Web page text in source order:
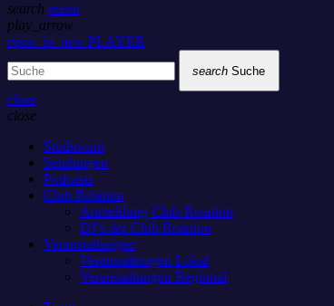
search menu
play_arrow
open_in_new PLAYER
search Suche
close
close
Studiocam
Sendungen
Podcasts
Club Rotation
Anmeldung Club-Rotation
DJ’s der Club Rotation
Veranstaltungen
Veranstaltungen Lokal
Veranstaltungen Regional